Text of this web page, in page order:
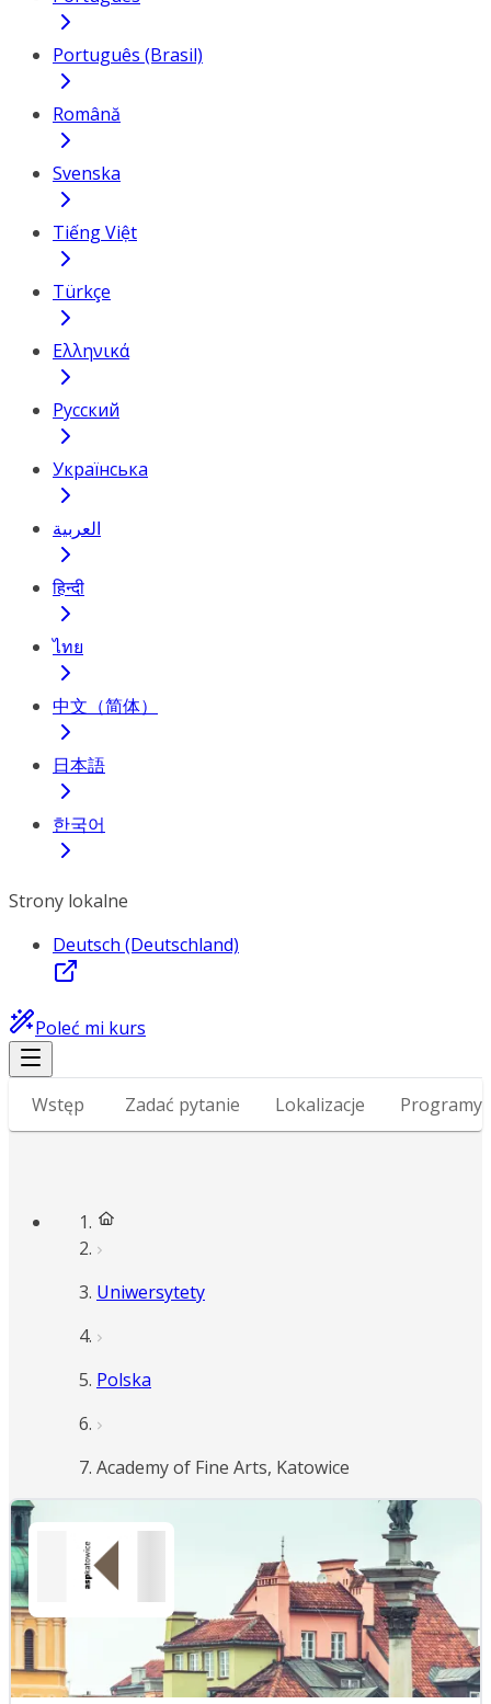
Português (Brasil)
Română
Svenska
Tiếng Việt
Türkçe
Ελληνικά
Русский
Українська
العربية
हिन्दी
ไทย
中文（简体）
日本語
한국어
Strony lokalne
Deutsch (Deutschland)
Poleć mi kurs
Wstęp Zadać pytanie Lokalizacje Programy
Uniwersytety
Polska
Academy of Fine Arts, Katowice